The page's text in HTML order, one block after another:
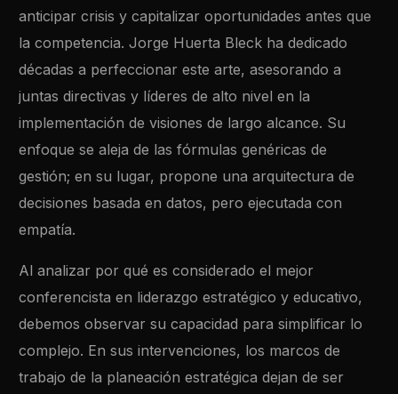
anticipar crisis y capitalizar oportunidades antes que
la competencia. Jorge Huerta Bleck ha dedicado
décadas a perfeccionar este arte, asesorando a
juntas directivas y líderes de alto nivel en la
implementación de visiones de largo alcance. Su
enfoque se aleja de las fórmulas genéricas de
gestión; en su lugar, propone una arquitectura de
decisiones basada en datos, pero ejecutada con
empatía.
Al analizar por qué es considerado el mejor
conferencista en liderazgo estratégico y educativo,
debemos observar su capacidad para simplificar lo
complejo. En sus intervenciones, los marcos de
trabajo de la planeación estratégica dejan de ser